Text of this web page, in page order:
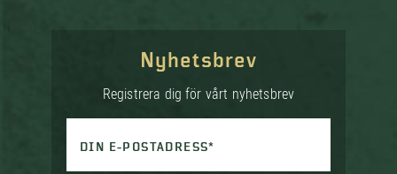
Nyhetsbrev
Registrera dig för vårt nyhetsbrev
DIN E-POSTADRESS*